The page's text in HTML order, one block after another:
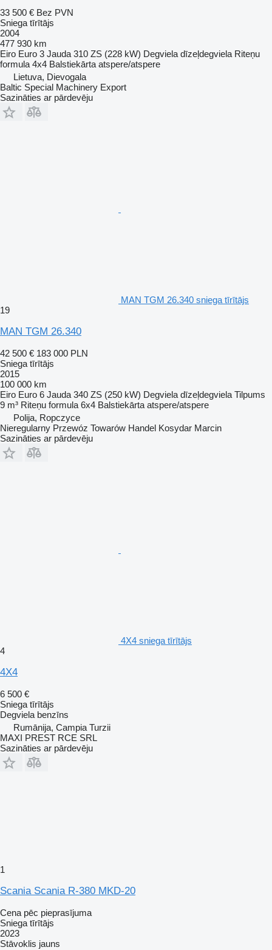
33 500 € Bez PVN
Sniega tīrītājs
2004
477 930 km
Eiro Euro 3 Jauda 310 ZS (228 kW) Degviela dīzeļdegviela Riteņu
formula 4x4 Balstiekārta atspere/atspere
Lietuva, Dievogala
Baltic Special Machinery Export
Sazināties ar pārdevēju
MAN TGM 26.340 sniega tīrītājs
19
MAN TGM 26.340
42 500 € 183 000 PLN
Sniega tīrītājs
2015
100 000 km
Eiro Euro 6 Jauda 340 ZS (250 kW) Degviela dīzeļdegviela Tilpums
9 m³ Riteņu formula 6x4 Balstiekārta atspere/atspere
Polija, Ropczyce
Nieregularny Przewóz Towarów Handel Kosydar Marcin
Sazināties ar pārdevēju
4X4 sniega tīrītājs
4
4X4
6 500 €
Sniega tīrītājs
Degviela benzīns
Rumānija, Campia Turzii
MAXI PREST RCE SRL
Sazināties ar pārdevēju
1
Scania Scania R-380 MKD-20
Cena pēc pieprasījuma
Sniega tīrītājs
2023
Stāvoklis jauns